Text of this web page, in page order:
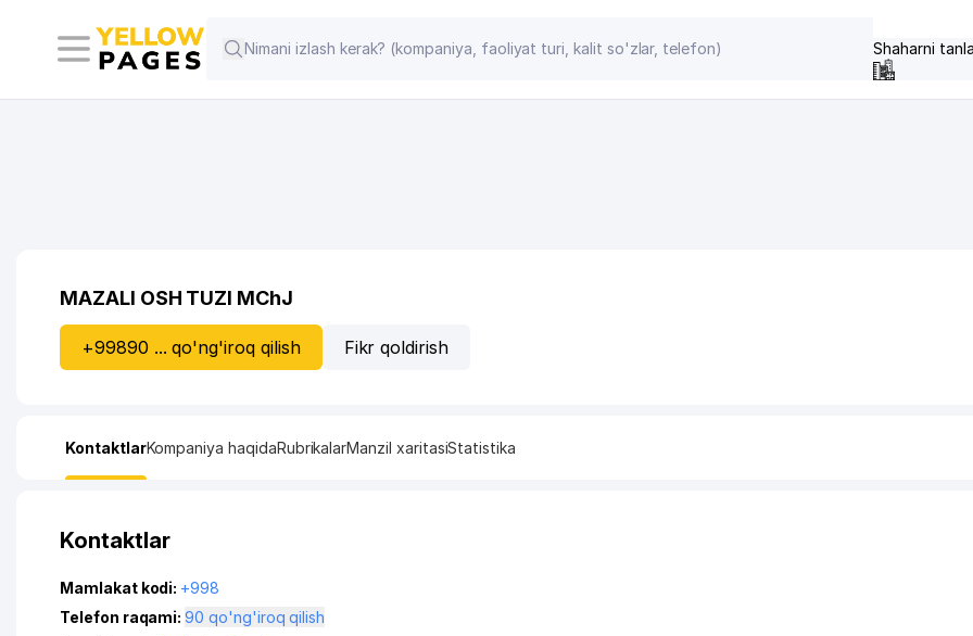
Shaharni
MAZALI OSH TUZI MChJ
+99890 ... qo'ng'iroq qilish Fikr qoldirish
KontaktlarKompaniya haqidaRubrikalarManzil xaritasiStatistika
Kontaktlar
Mamlakat kodi: +998
Telefon raqami:
90 qo'ng'iroq qilish